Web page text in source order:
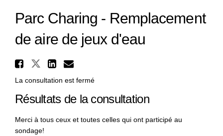
Parc Charing - Remplacement
de aire de jeux d'eau
Partager Parc Charing -
Partager Parc Charing -
Partager Parc Charing -
Courriel Parc Charing -
La consultation est fermé
Résultats de la consultation
Merci à tous ceux et toutes celles qui ont participé au
sondage!